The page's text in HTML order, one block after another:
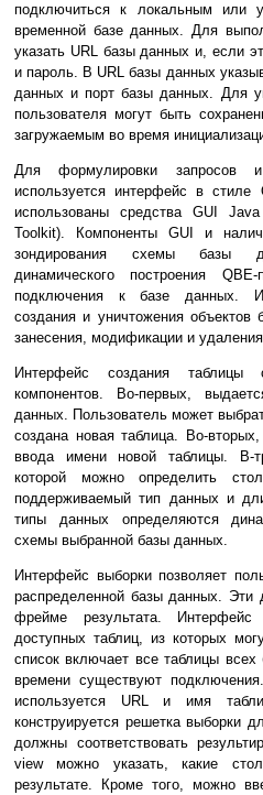
подключиться к локальным или
временной базе данных. Для
указать URL базы данных и, если
и пароль. В URL базы данных
данных и порт базы данных. Для
пользователя могут быть
загружаемым во время
Для формулировки запросов
используется интерфейс в стиле
использованы средства GUI
Toolkit). Компоненты GUI и
зондирования схемы базы
динамического построения
подключения к базе данных.
создания и уничтожения
занесения, модификации и удаления
Интерфейс создания
компонентов. Во-первых,
данных. Пользователь может
создана новая таблица. Во-
ввода имени новой таблицы. В-
которой можно определить
поддерживаемый тип данных и
типы данных определяются
схемы выбранной базы данных.
Интерфейс выборки позволяет
распределенной базы данных. Эти
фрейме результата. Интерфейс
доступных таблиц, из которых
список включает все таблицы
времени существуют
используется URL и имя
конструируется решетка выборки
должны соответствовать
view можно указать, какие
результате. Кроме того, можно